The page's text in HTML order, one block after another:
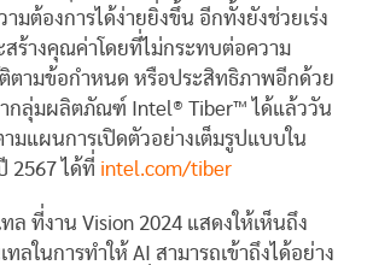
มต้องการได้ง่ายยิ่งขึ้น อีกทั้งยังช่วยเร่ง
สร้างคุณค่าโดยที่ไม่กระทบต่อความ
ตามข้อกำหนด หรือประสิทธิภาพอีกด้วย
กลุ่มผลิตภัณฑ์ Intel® Tiber™ ได้แล้ววัน
มแผนการเปิดตัวอย่างเต็มรูปแบบใน
2567 ได้ที่ intel.com/tiber
ล ที่งาน Vision 2024 แสดงให้เห็นถึง
ลในการทำให้ AI สามารถเข้าถึงได้อย่าง